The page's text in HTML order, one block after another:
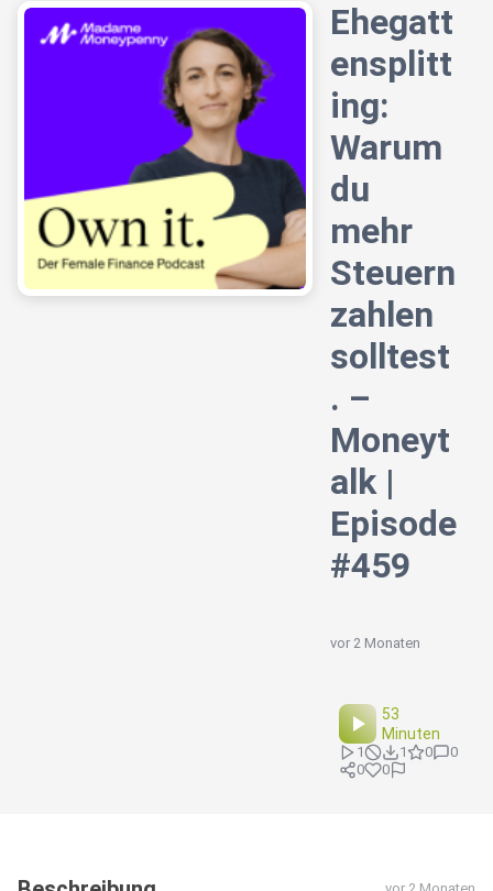
Ehegatt
ensplitt
ing:
Warum
du
mehr
Steuern
zahlen
solltest
. –
Moneyt
alk |
Episode
#459
vor 2 Monaten
53
Minuten
1 1 0
0
0
0